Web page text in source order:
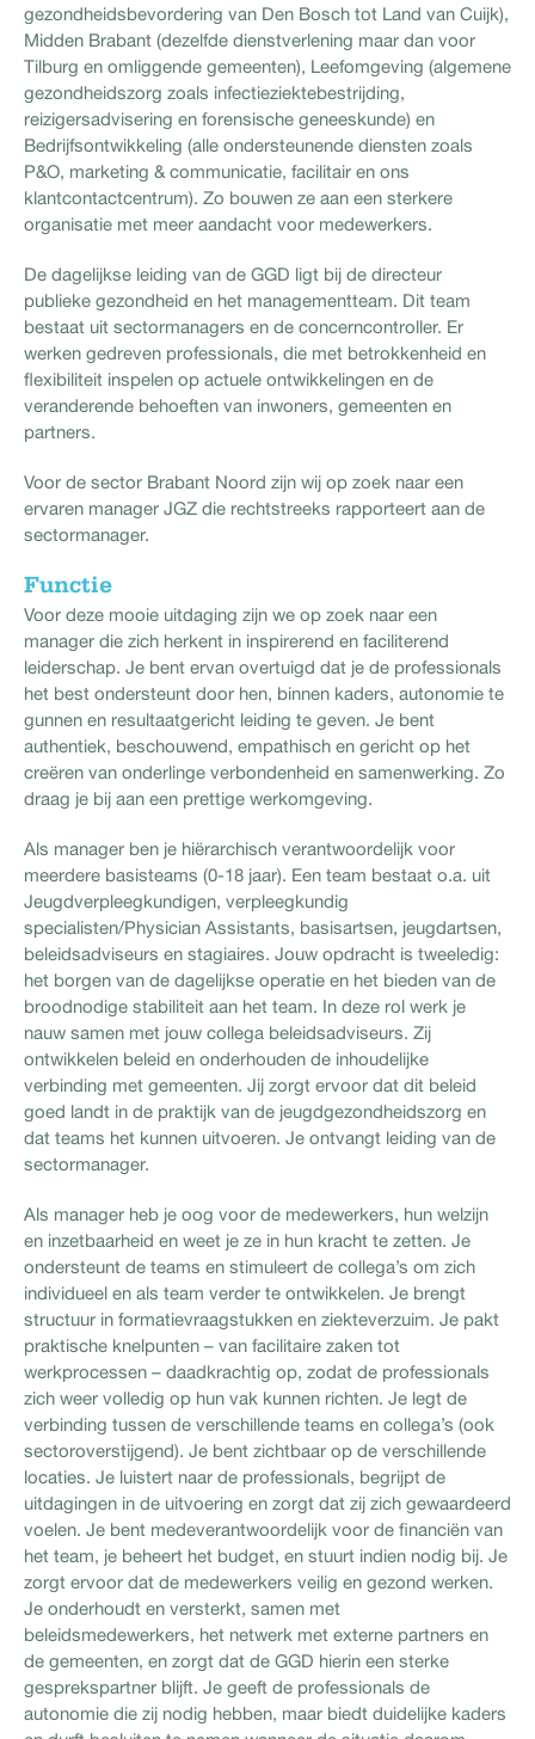
gezondheidsbevordering van Den Bosch tot Land van Cuijk),
Midden Brabant (dezelfde dienstverlening maar dan voor
Tilburg en omliggende gemeenten), Leefomgeving (algemene
gezondheidszorg zoals infectieziektebestrijding,
reizigersadvisering en forensische geneeskunde) en
Bedrijfsontwikkeling (alle ondersteunende diensten zoals
P&O, marketing & communicatie, facilitair en ons
klantcontactcentrum). Zo bouwen ze aan een sterkere
organisatie met meer aandacht voor medewerkers.
De dagelijkse leiding van de GGD ligt bij de directeur
publieke gezondheid en het managementteam. Dit team
bestaat uit sectormanagers en de concerncontroller. Er
werken gedreven professionals, die met betrokkenheid en
flexibiliteit inspelen op actuele ontwikkelingen en de
veranderende behoeften van inwoners, gemeenten en
partners.
Voor de sector Brabant Noord zijn wij op zoek naar een
ervaren manager JGZ die rechtstreeks rapporteert aan de
sectormanager.
Functie
Voor deze mooie uitdaging zijn we op zoek naar een
manager die zich herkent in inspirerend en faciliterend
leiderschap. Je bent ervan overtuigd dat je de professionals
het best ondersteunt door hen, binnen kaders, autonomie te
gunnen en resultaatgericht leiding te geven. Je bent
authentiek, beschouwend, empathisch en gericht op het
creëren van onderlinge verbondenheid en samenwerking. Zo
draag je bij aan een prettige werkomgeving.
Als manager ben je hiërarchisch verantwoordelijk voor
meerdere basisteams (0-18 jaar). Een team bestaat o.a. uit
Jeugdverpleegkundigen, verpleegkundig
specialisten/Physician Assistants, basisartsen, jeugdartsen,
beleidsadviseurs en stagiaires. Jouw opdracht is tweeledig:
het borgen van de dagelijkse operatie en het bieden van de
broodnodige stabiliteit aan het team. In deze rol werk je
nauw samen met jouw collega beleidsadviseurs. Zij
ontwikkelen beleid en onderhouden de inhoudelijke
verbinding met gemeenten. Jij zorgt ervoor dat dit beleid
goed landt in de praktijk van de jeugdgezondheidszorg en
dat teams het kunnen uitvoeren. Je ontvangt leiding van de
sectormanager.
Als manager heb je oog voor de medewerkers, hun welzijn
en inzetbaarheid en weet je ze in hun kracht te zetten. Je
ondersteunt de teams en stimuleert de collega’s om zich
individueel en als team verder te ontwikkelen. Je brengt
structuur in formatievraagstukken en ziekteverzuim. Je pakt
praktische knelpunten – van facilitaire zaken tot
werkprocessen – daadkrachtig op, zodat de professionals
zich weer volledig op hun vak kunnen richten. Je legt de
verbinding tussen de verschillende teams en collega’s (ook
sectoroverstijgend). Je bent zichtbaar op de verschillende
locaties. Je luistert naar de professionals, begrijpt de
uitdagingen in de uitvoering en zorgt dat zij zich gewaardeerd
voelen. Je bent medeverantwoordelijk voor de financiën van
het team, je beheert het budget, en stuurt indien nodig bij. Je
zorgt ervoor dat de medewerkers veilig en gezond werken.
Je onderhoudt en versterkt, samen met
beleidsmedewerkers, het netwerk met externe partners en
de gemeenten, en zorgt dat de GGD hierin een sterke
gesprekspartner blijft. Je geeft de professionals de
autonomie die zij nodig hebben, maar biedt duidelijke kaders